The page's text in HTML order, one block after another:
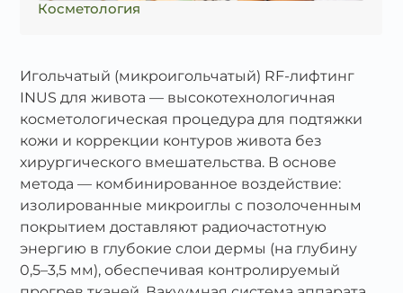
Косметология
Игольчатый (микроигольчатый) RF‑лифтинг
INUS для живота — высокотехнологичная
косметологическая процедура для подтяжки
кожи и коррекции контуров живота без
хирургического вмешательства. В основе
метода — комбинированное воздействие:
изолированные микроиглы с позолоченным
покрытием доставляют радиочастотную
энергию в глубокие слои дермы (на глубину
0,5–3,5 мм), обеспечивая контролируемый